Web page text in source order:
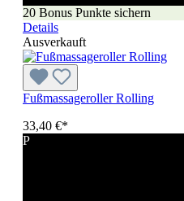
20 Bonus Punkte sichern
Details
Ausverkauft
Fußmassageroller Rolling
33,40 €*
P